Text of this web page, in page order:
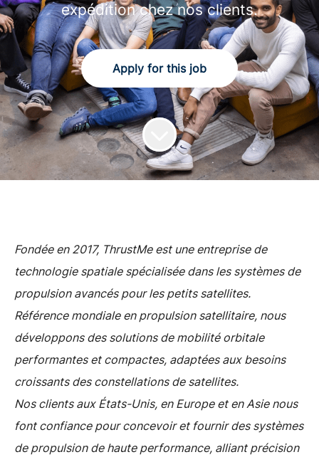
expédition chez nos clients.
Apply for this job
Fondée en 2017, ThrustMe est une entreprise de
technologie spatiale spécialisée dans les systèmes de
propulsion avancés pour les petits satellites.
Référence mondiale en propulsion satellitaire, nous
développons des solutions de mobilité orbitale
performantes et compactes, adaptées aux besoins
croissants des constellations de satellites.
Nos clients aux États-Unis, en Europe et en Asie nous
font confiance pour concevoir et fournir des systèmes
de propulsion de haute performance, alliant précision